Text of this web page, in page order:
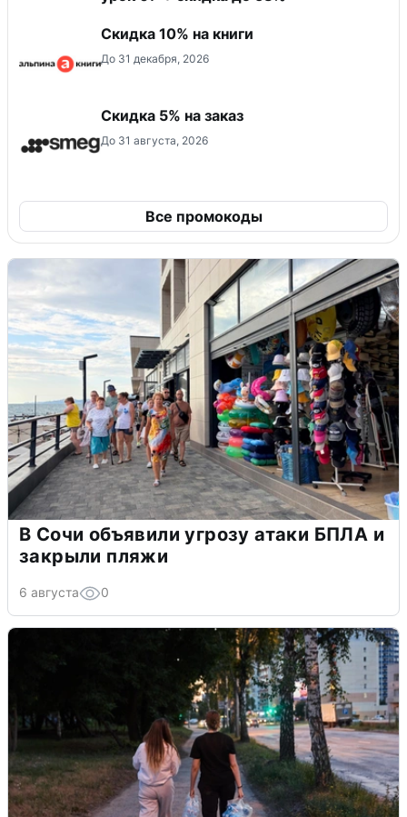
Скидка 10% на книги
До 31 декабря, 2026
Скидка 5% на заказ
До 31 августа, 2026
Все промокоды
В Сочи объявили угрозу атаки БПЛА и
закрыли пляжи
6 августа 0